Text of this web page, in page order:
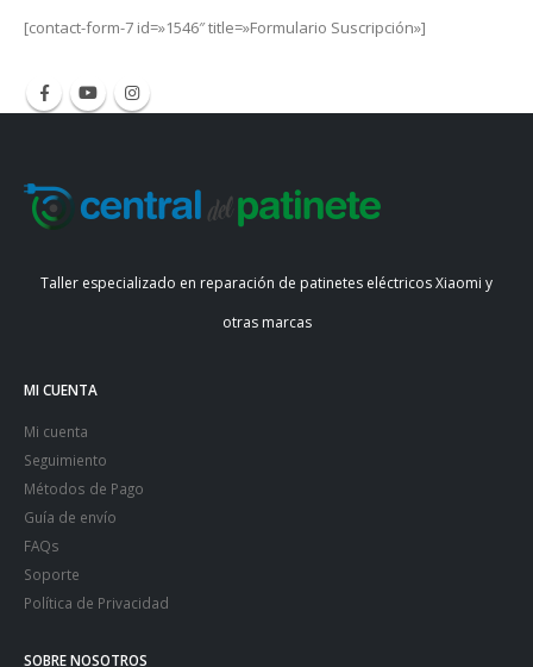
[contact-form-7 id=»1546″ title=»Formulario Suscripción»]
Taller especializado en reparación de patinetes eléctricos Xiaomi y
otras marcas
MI CUENTA
Mi cuenta
Seguimiento
Métodos de Pago
Guía de envío
FAQs
Soporte
Política de Privacidad
SOBRE NOSOTROS